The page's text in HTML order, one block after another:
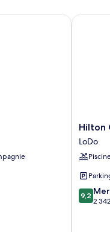
Hilton
Garden
Inn
Denver
Station,
CO
LoDo
Hilton
LoDo
9.2
sur
9,2
2
Hilton